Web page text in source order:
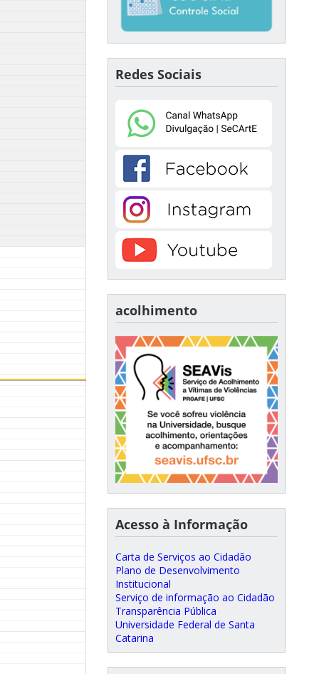
Redes Sociais
acolhimento
Acesso à Informação
Carta de Serviços ao Cidadão
Plano de Desenvolvimento
Institucional
Serviço de informação ao Cidadão
Transparência Pública
Universidade Federal de Santa
Catarina